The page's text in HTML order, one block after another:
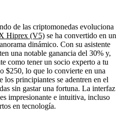
de las criptomonedas evoluciona
Hiprex (V5) se ha convertido en un
dinámico. Con su asistente
una notable ganancia del 30% y,
como tener un socio experto a tu
$250, lo que lo convierte en una
los principiantes se adentren en el
sin gastar una fortuna. La interfaz
impresionante e intuitiva, incluso
en tecnología.